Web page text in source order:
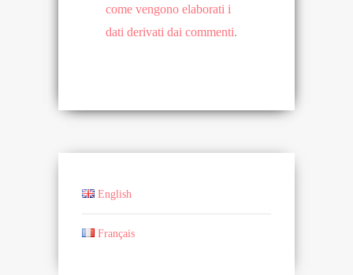
come vengono elaborati i
dati derivati dai commenti.
English
Français